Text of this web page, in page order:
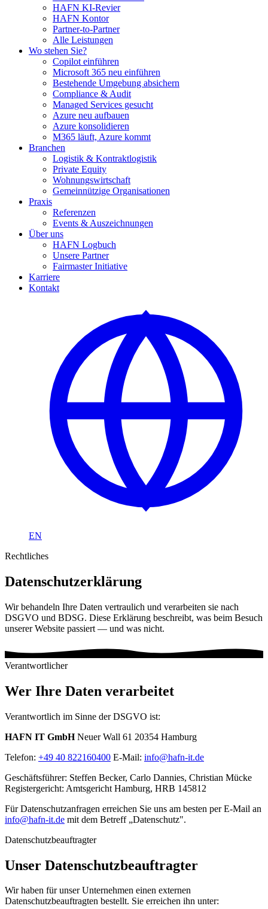
HAFN KI-Revier
HAFN Kontor
Partner-to-Partner
Alle Leistungen
Wo stehen Sie?
Copilot einführen
Microsoft 365 neu einführen
Bestehende Umgebung absichern
Compliance & Audit
Managed Services gesucht
Azure neu aufbauen
Azure konsolidieren
M365 läuft, Azure kommt
Branchen
Logistik & Kontraktlogistik
Private Equity
Wohnungswirtschaft
Gemeinnützige Organisationen
Praxis
Referenzen
Events & Auszeichnungen
Über uns
HAFN Logbuch
Unsere Partner
Fairmaster Initiative
Karriere
Kontakt
EN
Rechtliches
Datenschutzerklärung
Wir behandeln Ihre Daten vertraulich und verarbeiten sie nach
DSGVO und BDSG. Diese Erklärung beschreibt, was beim Besuch
unserer Website passiert — und was nicht.
Verantwortlicher
Wer Ihre Daten verarbeitet
Verantwortlich im Sinne der DSGVO ist:
HAFN IT GmbHNeuer Wall 61 20354 Hamburg
Telefon: +49 40 822160400 E-Mail: info@hafn-it.de
Geschäftsführer: Steffen Becker, Carlo Dannies, Christian Mücke
Registergericht: Amtsgericht Hamburg, HRB 145812
Für Datenschutzanfragen erreichen Sie uns am besten per E-Mail an
info@hafn-it.de mit dem Betreff „Datenschutz".
Datenschutzbeauftragter
Unser Datenschutzbeauftragter
Wir haben für unser Unternehmen einen externen
Datenschutzbeauftragten bestellt. Sie erreichen ihn unter: